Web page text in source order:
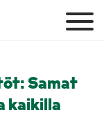
Samat
kaikilla